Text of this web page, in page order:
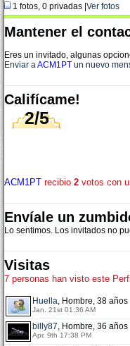
1 fotos, 0 privadas | Ver fotos
Mantener el
Eres un invitado, algunas
Enviar aACM1PT un nuevo
Califícame!
2/5
ACM1PT recibio 2 votos con
Envíale un
Lo sentimos. Los invitados no
Visitas
7 personas han visto este Perfil
Huella, Hombre, 38 años
Jan. 21st 01:36 AM
billy87, Hombre, 36 años
Apr. 9th 17:38 PM